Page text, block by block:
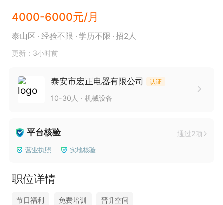
4000-6000元/月
泰山区 经验不限 学历不限 招2人
更新：3小时前
泰安市宏正电器有限公司 认证
10-30人 机械设备
平台核验 通过2项
营业执照 实地核验
职位详情
节日福利 免费培训 晋升空间